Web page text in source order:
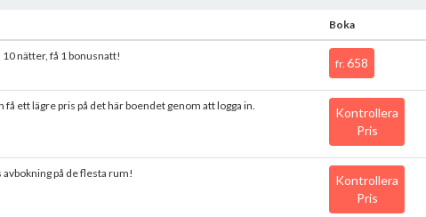
Boka
10 nätter, få 1 bonusnatt!
fr. 658
få ett lägre pris på det här boendet genom att logga in.
Kontrollera
Pris
avbokning på de flesta rum!
Kontrollera
Pris